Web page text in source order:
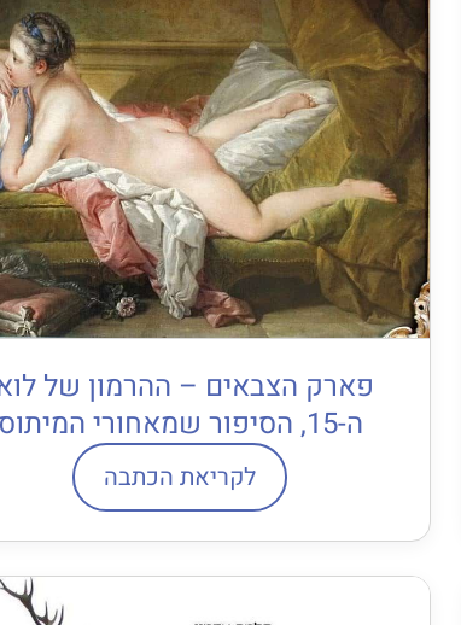
פארק הצבאים – ההרמון של
ה-15, הסיפור שמאחורי המיתוס
לקריאת הכתבה